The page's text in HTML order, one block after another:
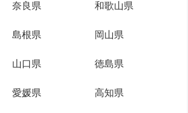
奈良県 和歌山県
島根県 岡山県
山口県 徳島県
愛媛県 高知県